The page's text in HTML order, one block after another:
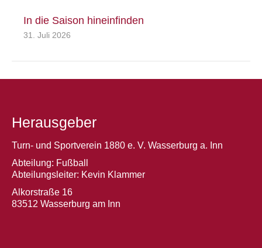
In die Saison hineinfinden
31. Juli 2026
Herausgeber
Turn- und Sportverein 1880 e. V. Wasserburg a. Inn
Abteilung: Fußball
Abteilungsleiter: Kevin Klammer
Alkorstraße 16
83512 Wasserburg am Inn